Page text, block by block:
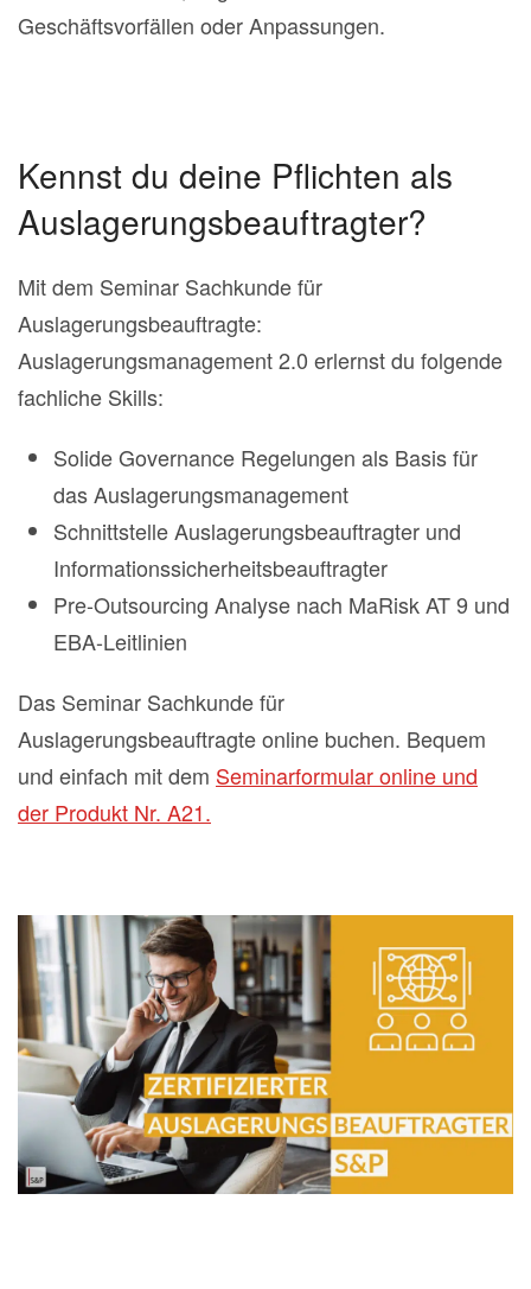
Geschäftsvorfällen oder Anpassungen.
Kennst du deine Pflichten als
Auslagerungsbeauftragter?
Mit dem Seminar Sachkunde für
Auslagerungsbeauftragte:
Auslagerungsmanagement 2.0 erlernst du folgende
fachliche Skills:
Solide Governance Regelungen als Basis für
das Auslagerungsmanagement
Schnittstelle Auslagerungsbeauftragter und
Informationssicherheitsbeauftragter
Pre-Outsourcing Analyse nach MaRisk AT 9 und
EBA-Leitlinien
Das Seminar Sachkunde für
Auslagerungsbeauftragte online buchen. Bequem
und einfach mit dem Seminarformular online und
der Produkt Nr. A21.